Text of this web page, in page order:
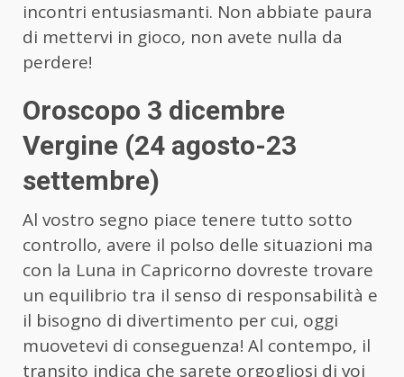
incontri entusiasmanti. Non abbiate paura
di mettervi in gioco, non avete nulla da
perdere!
Oroscopo 3 dicembre
Vergine (24 agosto-23
settembre)
Al vostro segno piace tenere tutto sotto
controllo, avere il polso delle situazioni ma
con la Luna in Capricorno dovreste trovare
un equilibrio tra il senso di responsabilità e
il bisogno di divertimento per cui, oggi
muovetevi di conseguenza! Al contempo, il
transito indica che sarete orgogliosi di voi